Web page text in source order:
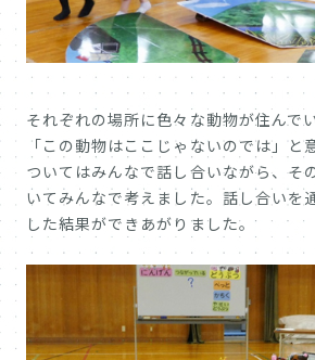
それぞれの場所に色々な動物が住んで
「この動物はここじゃないのでは」と
ついてはみんなで話し合いながら、そ
いてみんなで考えました。話し合いを
した結果ができあがりました。